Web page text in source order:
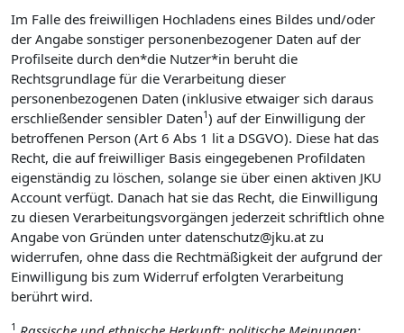
Im Falle des freiwilligen Hochladens eines Bildes und/oder
der Angabe sonstiger personenbezogener Daten auf der
Profilseite durch den*die Nutzer*in beruht die
Rechtsgrundlage für die Verarbeitung dieser
personenbezogenen Daten (inklusive etwaiger sich daraus
erschließender sensibler Daten1) auf der Einwilligung der
betroffenen Person (Art 6 Abs 1 lit a DSGVO). Diese hat das
Recht, die auf freiwilliger Basis eingegebenen Profildaten
eigenständig zu löschen, solange sie über einen aktiven JKU
Account verfügt. Danach hat sie das Recht, die Einwilligung
zu diesen Verarbeitungsvorgängen jederzeit schriftlich ohne
Angabe von Gründen unter datenschutz@jku.at zu
widerrufen, ohne dass die Rechtmäßigkeit der aufgrund der
Einwilligung bis zum Widerruf erfolgten Verarbeitung
berührt wird.
1